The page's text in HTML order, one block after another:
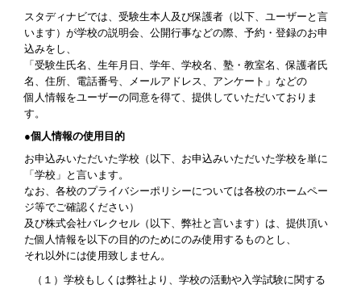
スタディナビでは、受験生本人及び保護者（以下、ユーザーと言
います）が学校の説明会、公開行事などの際、予約・登録のお申
込みをし、
「受験生氏名、生年月日、学年、学校名、塾・教室名、保護者氏
名、住所、電話番号、メールアドレス、アンケート」などの
個人情報をユーザーの同意を得て、提供していただいておりま
す。
●個人情報の使用目的
お申込みいただいた学校（以下、お申込みいただいた学校を単に
「学校」と言います。
なお、各校のプライバシーポリシーについては各校のホームペー
ジ等でご確認ください）
及び株式会社バレクセル（以下、弊社と言います）は、提供頂い
た個人情報を以下の目的のためにのみ使用するものとし、
それ以外には使用致しません。
（１）学校もしくは弊社より、学校の活動や入学試験に関する